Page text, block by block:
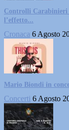
Controlli Carabinieri
l’effetto...
Cronaca 6 Agosto
Mario Biondi in
Concerti 6 Agosto